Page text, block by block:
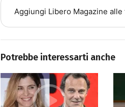
Aggiungi Libero Magazine alle
Potrebbe interessarti anche